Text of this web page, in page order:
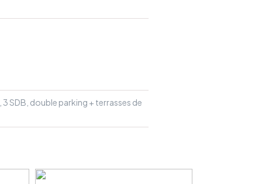
SDB, double parking + terrasses de